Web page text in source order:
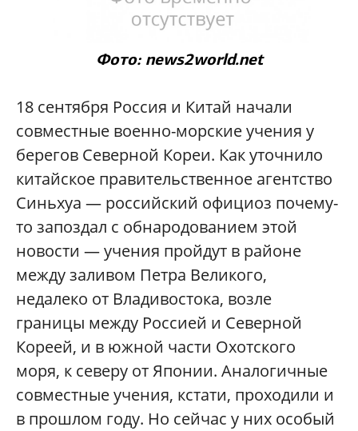
Фото: news2world.net
18 сентября Россия и Китай начали
совместные военно-морские учения у
берегов Северной Кореи. Как уточнило
китайское правительственное агентство
Синьхуа — российский официоз почему-
то запоздал с обнародованием этой
новости — учения пройдут в районе
между заливом Петра Великого,
недалеко от Владивостока, возле
границы между Россией и Северной
Кореей, и в южной части Охотского
моря, к северу от Японии. Аналогичные
совместные учения, кстати, проходили и
в прошлом году. Но сейчас у них особый